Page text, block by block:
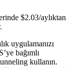
$2.03/aylıktan
uygulamanızı
bağımlı
kullanın.